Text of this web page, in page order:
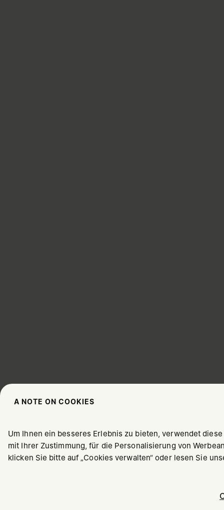
Offenbar sind Sie in United States. Möchten Sie Ihren
A NOTE ON COOKIES
Um Ihnen ein besseres Erlebnis zu bieten, verwendet
mit Ihrer Zustimmung, für die Personalisierung von
klicken Sie bitte auf „Cookies verwalten“ oder lesen Sie